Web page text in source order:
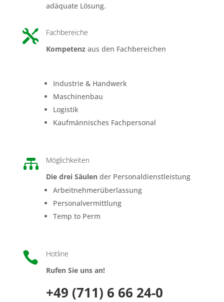
adäquate Lösung.

Fachbereiche
Kompetenzaus den Fachbereichen
Industrie & Handwerk
Maschinenbau
Logistik
Kaufmännisches Fachpersonal

Möglichkeiten
Die drei Säulender Personaldienstleistung
Arbeitnehmerüberlassung
Personalvermittlung
Temp to Perm

Hotline
Rufen Sie uns an!
+49 (711) 6 66 24-0